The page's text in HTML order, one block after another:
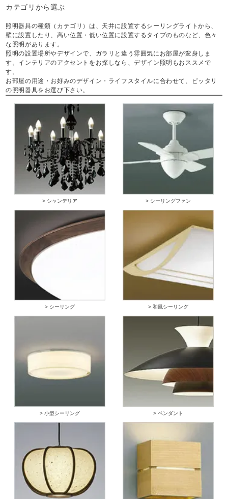
カテゴリから選ぶ
照明器具の種類（カテゴリ）は、天井に設置するシーリングライトから、
壁に設置したり、高い位置・低い位置に設置するタイプのものなど、色々
な照明があります。
照明の設置場所やデザインで、ガラリと違う雰囲気にお部屋が変身しま
す。インテリアのアクセントをお探しなら、デザイン照明もおススメで
す。
お部屋の用途・お好みのデザイン・ライフスタイルに合わせて、ピッタリ
の照明器具をお選び下さい。
> シャンデリア > シーリングファン
> シーリング > 和風シーリング
> 小型シーリング > ペンダント